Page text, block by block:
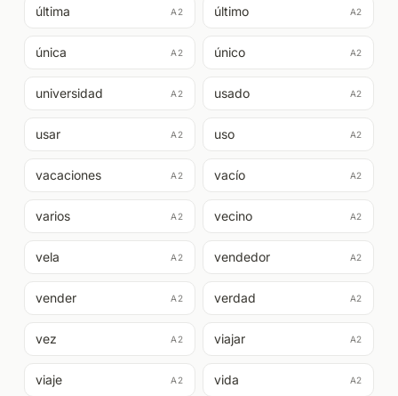
última A2 último A2
única A2 único A2
universidad A2 usado A2
usar A2 uso A2
vacaciones A2 vacío A2
varios A2 vecino A2
vela A2 vendedor A2
vender A2 verdad A2
vez A2 viajar A2
viaje A2 vida A2